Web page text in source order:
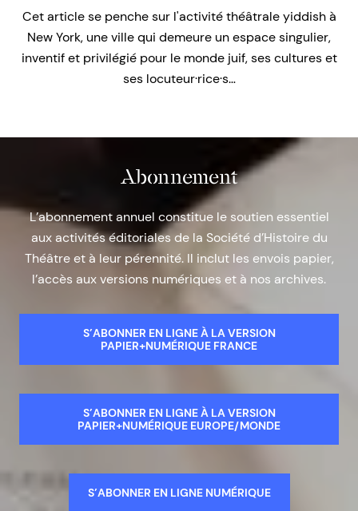
Cet article se penche sur l'activité théâtrale yiddish à
New York, une ville qui demeure un espace singulier,
inventif et privilégié pour le monde juif, ses cultures et
ses locuteur·rice·s…
Abonnement
L’abonnement annuel constitue le soutien essentiel
aux activités éditoriales de la Société d’Histoire du
Théâtre et à leur pérennité. Il inclut les envois papier,
l’accès aux versions numériques et à nos archives.
S’ABONNER EN LIGNE À LA VERSION
PAPIER+NUMÉRIQUE FRANCE
S’ABONNER EN LIGNE À LA VERSION
PAPIER+NUMÉRIQUE EUROPE/MONDE
S’ABONNER EN LIGNE NUMÉRIQUE